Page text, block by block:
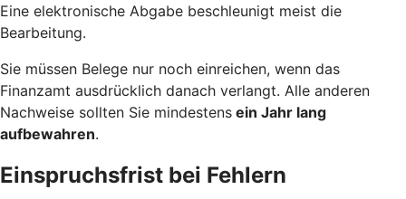
Eine elektronische Abgabe beschleunigt meist die
Bearbeitung.
Sie müssen Belege nur noch einreichen, wenn das
Finanzamt ausdrücklich danach verlangt. Alle anderen
Nachweise sollten Sie mindestens ein Jahr lang
aufbewahren.
Einspruchsfrist bei Fehlern